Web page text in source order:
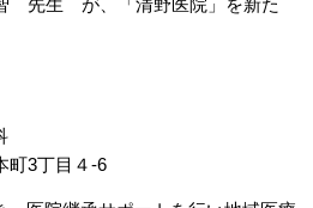
先生 が、「清野医院」を新た
町3丁目４-6